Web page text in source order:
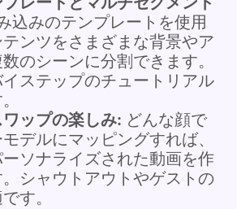
込みのテンプレートを使用
テンツをさまざまな背景やア
のシーンに分割できます。
ステップのチュートリアル
ップの楽しみ: どんな顔で
デルにマッピングすれば、
ソナライズされた動画を作
シャウトアウトやゲストの
す。